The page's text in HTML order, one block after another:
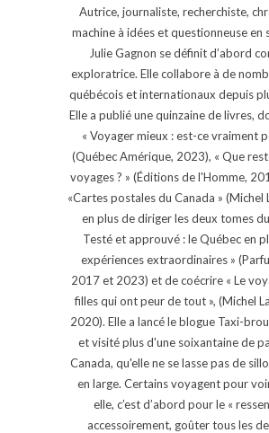
Autrice, journaliste, recherchiste,
machine à idées et questionneuse en
Julie Gagnon se définit d’abord
exploratrice. Elle collabore à de
québécois et internationaux depuis
Elle a publié une quinzaine de livres,
« Voyager mieux : est-ce vraiment
(Québec Amérique, 2023), « Que
voyages ? » (Éditions de l'Homme,
«Cartes postales du Canada » (Michel
en plus de diriger les deux tomes
Testé et approuvé : le Québec en
expériences extraordinaires »
2017 et 2023) et de coécrire « Le
filles qui ont peur de tout », (Michel
2020). Elle a lancé le blogue Taxi-
et visité plus d'une soixantaine de
Canada, qu'elle ne se lasse pas de
en large. Certains voyagent pour
elle, c’est d’abord pour le «
accessoirement, goûter tous les